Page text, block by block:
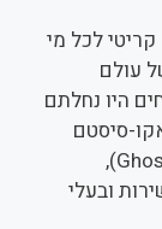
לכל מי
עולם
היו נחלתם
סיסטם
עצום – הכולל מטבחי רפאים (Ghost Kitchens),
ובעלי